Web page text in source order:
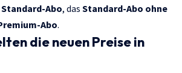
Abo, das Standard-Abo ohne
Abo.
die neuen Preise in